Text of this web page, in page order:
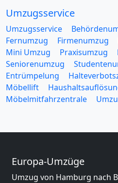
Umzugsservice
Umzugsservice
Fernumzug
Firmenumzug
Mini Umzug
Praxisumzug
Seniorenumzug
Entrümpelung
Möbellift
Möbelmitfahrzentrale
Europa-Umzüge
Umzug von Hamburg nach